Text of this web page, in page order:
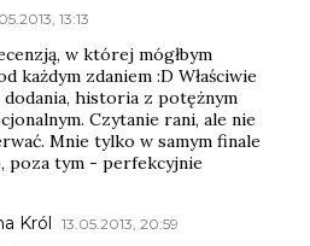
13:13
w której mógłbym
każdym zdaniem :D Właściwie
dodania, historia z potężnym
Czytanie rani, ale nie
Mnie tylko w samym finale
poza tym - perfekcyjnie
Król 13.05.2013, 20:59